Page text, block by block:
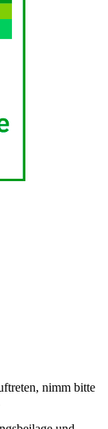
nimm bitte